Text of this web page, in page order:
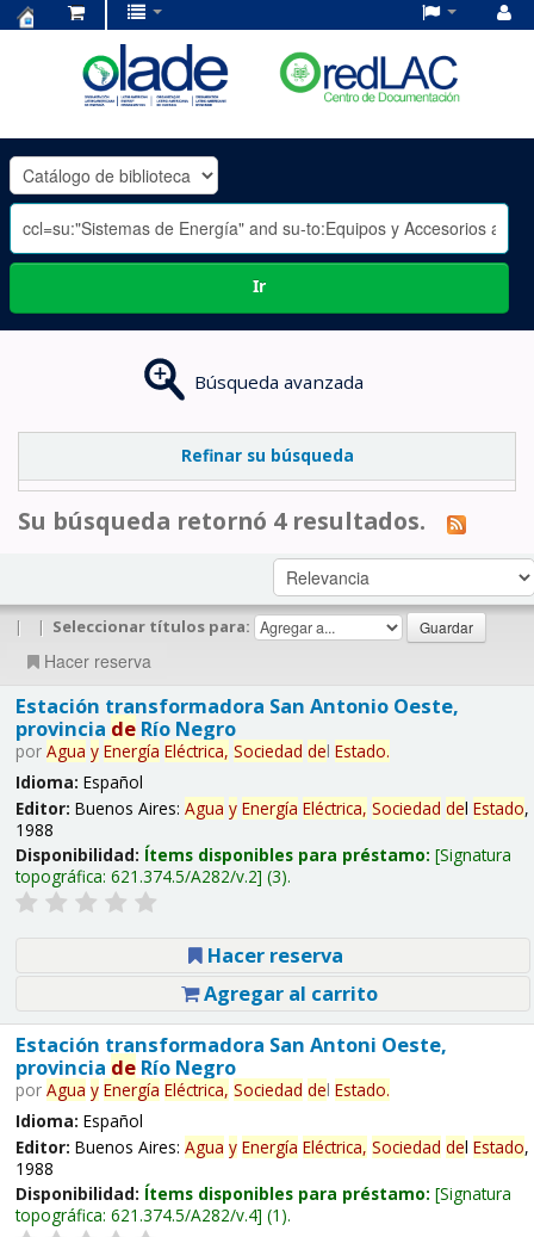
OLADE
-
Ir
Búsqueda avanzada
Refinar su búsqueda
Su búsqueda retornó 4 resultados.
| | Seleccionar títulos para:
Hacer reserva
Estación transformadora San Antonio Oeste,
provincia deRío Negro
por Agua y Energía Eléctrica, Sociedad del Estado.
Idioma: Español
Editor: Buenos Aires: Agua y Energía Eléctrica, Sociedad del Estado,
1988
Disponibilidad: Ítems disponibles para préstamo: Signatura
topográfica: 621.374.5/A282/v.2 (3).
Hacer reserva
Agregar al carrito
Estación transformadora San Antoni Oeste,
provincia deRío Negro
por Agua y Energía Eléctrica, Sociedad del Estado.
Idioma: Español
Editor: Buenos Aires: Agua y Energía Eléctrica, Sociedad del Estado,
1988
Disponibilidad: Ítems disponibles para préstamo: Signatura
topográfica: 621.374.5/A282/v.4 (1).